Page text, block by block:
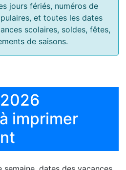
jours fériés, numéros de
et toutes les dates
scolaires, soldes, fêtes,
de saisons.
imprimer